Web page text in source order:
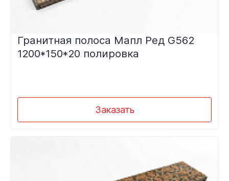
Гранитная полоса Мапл Ред G562
1200*150*20 полировка
Заказать